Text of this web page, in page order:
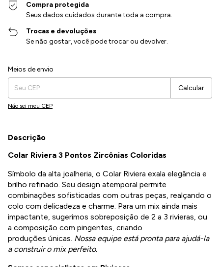
Compra protegida
Seus dados cuidados durante toda a compra.
Trocas e devoluções
Se não gostar, você pode trocar ou devolver.
Entregas para o CEP:
Meios de envio
Calcular
Não sei meu CEP
Descrição
Colar Riviera 3 Pontos Zircônias Coloridas
Símbolo da alta joalheria, o Colar Riviera exala elegância e
brilho refinado. Seu design atemporal permite
combinações sofisticadas com outras peças, realçando o
colo com delicadeza e charme. Para um mix ainda mais
impactante, sugerimos sobreposição de 2 a 3 rivieras, ou
a composição com pingentes, criando
produções únicas. Nossa equipe está pronta para ajudá-la
a construir o mix perfeito.